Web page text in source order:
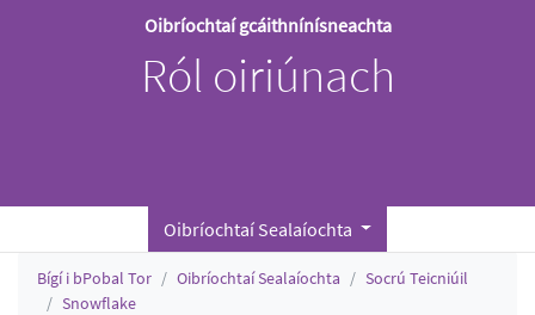
Oibríochtaí gcáithnínísneachta
Ról oiriúnach
Oibríochtaí Sealaíochta
Bígí i bPobal Tor Oibríochtaí Sealaíochta
Socrú Teicniúil
Snowflake